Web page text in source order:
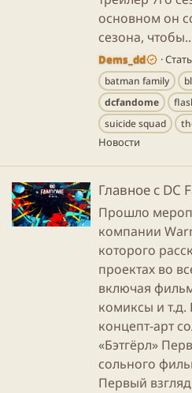
основном он
сезона,
Dems_dd
batman family
dcfandome
suicide squad
Новости
Главное с DC
Прошло
компании
которого
проектах во
включая
комиксы и
концепт-арт
«Бэтгёрл»
сольного
Первый